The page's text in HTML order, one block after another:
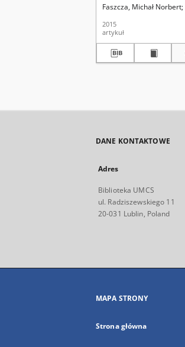
Faszcza, Michał Norbert
2015
artykuł
DANE KONTAKTOWE
Adres
Biblioteka UMCS
ul. Radziszewskiego 11
20-031 Lublin, Poland
MAPA STRONY
Strona główna